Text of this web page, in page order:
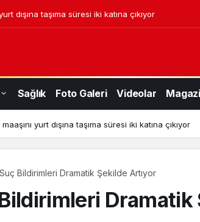
dışına taşıma süresi iki katına çıkıyor
Sağlık Foto Galeri Videolar
yurt dışına taşıma süresi iki katına çıkıyor
Bildirimleri Dramatik Şekilde Artıyor
Dramatik